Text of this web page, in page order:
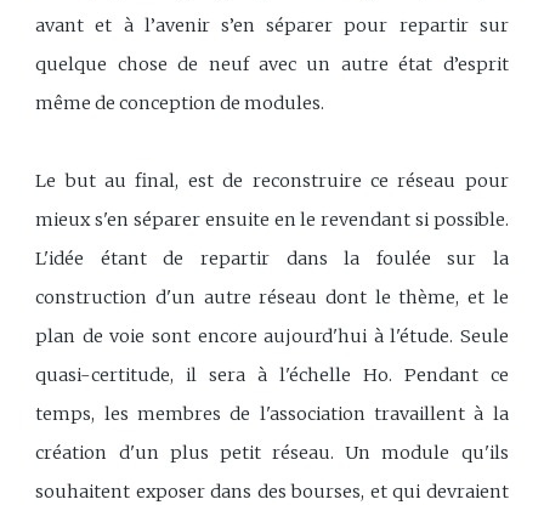
avant et à l’avenir s’en séparer pour repartir sur
quelque chose de neuf avec un autre état d’esprit
même de conception de modules.
Le but au final, est de reconstruire ce réseau pour
mieux s'en séparer ensuite en le revendant si possible.
L'idée étant de repartir dans la foulée sur la
construction d'un autre réseau dont le thème, et le
plan de voie sont encore aujourd'hui à l'étude. Seule
quasi-certitude, il sera à l'échelle Ho. Pendant ce
temps, les membres de l'association travaillent à la
création d'un plus petit réseau. Un module qu'ils
souhaitent exposer dans des bourses, et qui devraient